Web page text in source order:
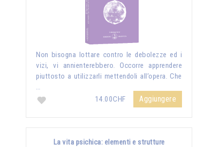
Non bisogna lottare contro le debolezze ed i
vizi, vi annienterebbero. Occorre apprendere
piuttosto a utilizzarli mettendoli all’opera. Che
…
14.00CHF
Aggiungere
La vita psichica: elementi e strutture